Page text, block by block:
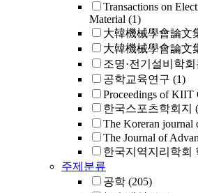
Transactions on
Material (1)
大韓機械學會論文
大韓機械學會論文
조명·전기설비학회
공학교육연구 (1)
Proceedings of KIIT
한국스포츠학회지
The Koreran journal
The Journal of
한국지역지리학회
주제분류
공학 (205)